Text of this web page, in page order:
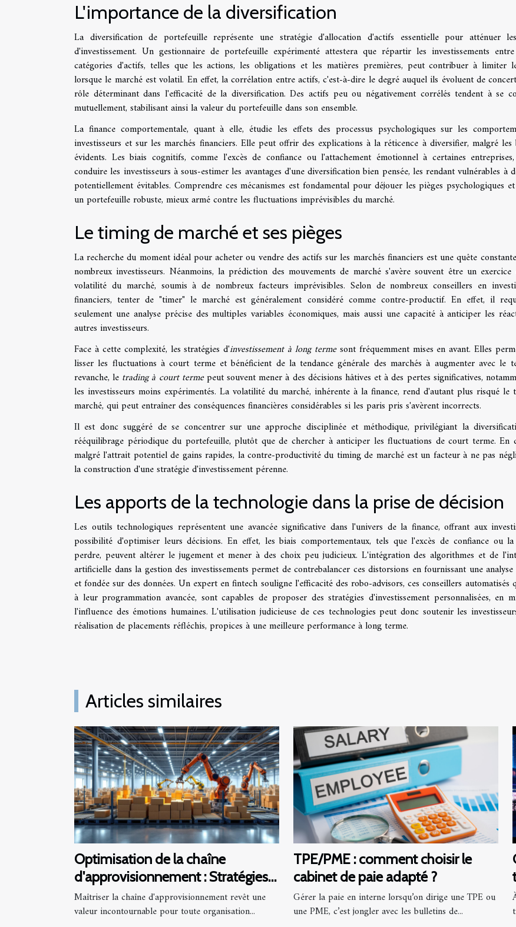
L'importance de la diversification
La diversification de portefeuille représente une stratégie d'allocation d'actifs essentielle pour atténuer
d'investissement. Un gestionnaire de portefeuille expérimenté attestera que répartir les investissements
catégories d'actifs, telles que les actions, les obligations et les matières premières, peut contribuer à limiter
lorsque le marché est volatil. En effet, la corrélation entre actifs, c'est-à-dire le degré auquel ils évoluent de
rôle déterminant dans l'efficacité de la diversification. Des actifs peu ou négativement corrélés tendent à se
mutuellement, stabilisant ainsi la valeur du portefeuille dans son ensemble.
La finance comportementale, quant à elle, étudie les effets des processus psychologiques sur les
investisseurs et sur les marchés financiers. Elle peut offrir des explications à la réticence à diversifier, malgré les
évidents. Les biais cognitifs, comme l'excès de confiance ou l'attachement émotionnel à certaines
conduire les investisseurs à sous-estimer les avantages d'une diversification bien pensée, les rendant vulnérables à
potentiellement évitables. Comprendre ces mécanismes est fondamental pour déjouer les pièges psychologiques
un portefeuille robuste, mieux armé contre les fluctuations imprévisibles du marché.
Le timing de marché et ses pièges
La recherche du moment idéal pour acheter ou vendre des actifs sur les marchés financiers est une quête
nombreux investisseurs. Néanmoins, la prédiction des mouvements de marché s'avère souvent être un
volatilité du marché, soumis à de nombreux facteurs imprévisibles. Selon de nombreux conseillers en
financiers, tenter de "timer" le marché est généralement considéré comme contre-productif. En effet, il
seulement une analyse précise des multiples variables économiques, mais aussi une capacité à anticiper les
autres investisseurs.
Face à cette complexité, les stratégies d'investissement à long termesont fréquemment mises en avant. Elles
lisser les fluctuations à court terme et bénéficient de la tendance générale des marchés à augmenter avec le
revanche, le trading à court termepeut souvent mener à des décisions hâtives et à des pertes significatives,
les investisseurs moins expérimentés. La volatilité du marché, inhérente à la finance, rend d'autant plus risqué le
marché, qui peut entraîner des conséquences financières considérables si les paris pris s'avèrent incorrects.
Il est donc suggéré de se concentrer sur une approche disciplinée et méthodique, privilégiant la
rééquilibrage périodique du portefeuille, plutôt que de chercher à anticiper les fluctuations de court terme. En
malgré l'attrait potentiel de gains rapides, la contre-productivité du timing de marché est un facteur à ne pas
la construction d'une stratégie d'investissement pérenne.
Les apports de la technologie dans la prise de décision
Les outils technologiques représentent une avancée significative dans l'univers de la finance, offrant aux
possibilité d'optimiser leurs décisions. En effet, les biais comportementaux, tels que l'excès de confiance ou
perdre, peuvent altérer le jugement et mener à des choix peu judicieux. L'intégration des algorithmes et de
artificielle dans la gestion des investissements permet de contrebalancer ces distorsions en fournissant une
et fondée sur des données. Un expert en fintech souligne l'efficacité des robo-advisors, ces conseillers automatisés
à leur programmation avancée, sont capables de proposer des stratégies d'investissement personnalisées, en
l'influence des émotions humaines. L'utilisation judicieuse de ces technologies peut donc soutenir les
réalisation de placements réfléchis, propices à une meilleure performance à long terme.
Articles similaires
Optimisation de la chaîne
d'approvisionnement : Stratégies
et bénéfices
Maîtriser la chaîne d'approvisionnement revêt une
valeur incontournable pour toute organisation...
TPE/PME : comment choisir le
cabinet de paie adapté ?
Gérer la paie en interne lorsqu’on dirige une TPE ou
une PME, c’est jongler avec les bulletins de...